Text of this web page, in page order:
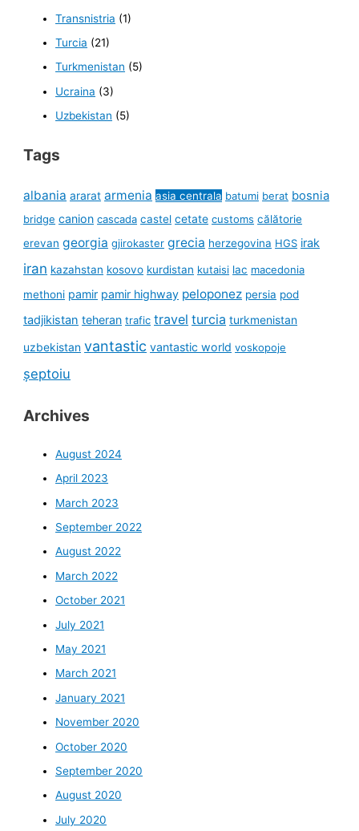
Transnistria (1)
Turcia (21)
Turkmenistan (5)
Ucraina (3)
Uzbekistan (5)
Tags
albania ararat armenia asia centrala batumi berat bosnia
bridge canion cascada castel cetate customs călătorie
erevan georgia gjirokaster grecia herzegovina HGS irak
iran kazahstan kosovo kurdistan kutaisi lac macedonia
methoni pamir pamir highway peloponez persia pod
tadjikistan teheran trafic travel turcia turkmenistan
uzbekistan vantastic vantastic world voskopoje
șeptoiu
Archives
August 2024
April 2023
March 2023
September 2022
August 2022
March 2022
October 2021
July 2021
May 2021
March 2021
January 2021
November 2020
October 2020
September 2020
August 2020
July 2020